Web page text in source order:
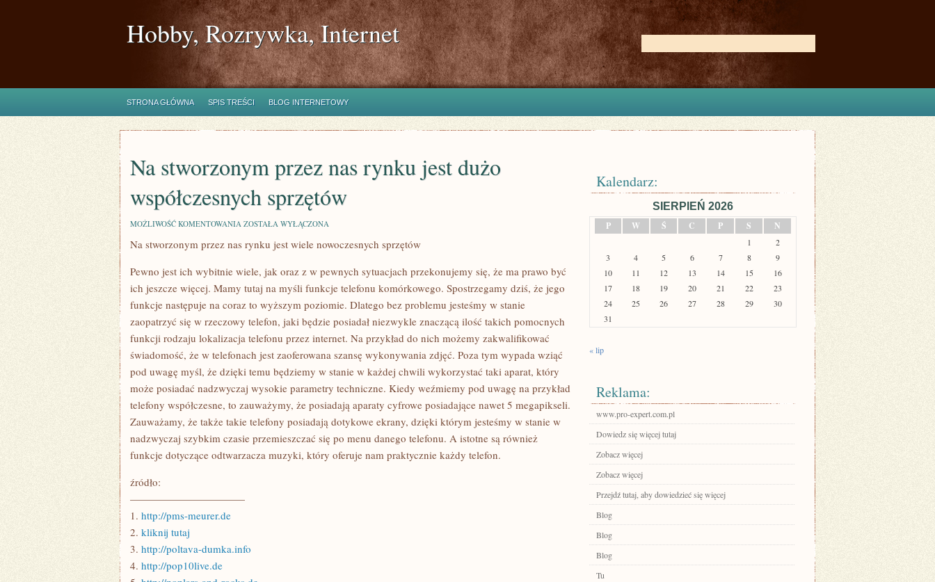
Hobby, Rozrywka, Internet
STRONA GŁÓWNA SPIS TREŚCI BLOG INTERNETOWY
Na stworzonym przez nas rynku jest dużo
współczesnych sprzętów
MOŻLIWOŚĆ KOMENTOWANIA NA
PRZEZ
NAS
JEST
DUŻO
WSPÓŁCZESNYCH
SPRZĘTÓW
ZOSTAŁA WYŁĄCZONA
Na stworzonym przez nas rynku jest wiele nowoczesnych sprzętów
Pewno jest ich wybitnie wiele, jak oraz z w pewnych sytuacjach przekonujemy się, że ma prawo być
ich jeszcze więcej. Mamy tutaj na myśli funkcje telefonu komórkowego. Spostrzegamy dziś, że jego
funkcje następuje na coraz to wyższym poziomie. Dlatego bez problemu jesteśmy w stanie
zaopatrzyć się w rzeczowy telefon, jaki będzie posiadał niezwykle znaczącą ilość takich pomocnych
funkcji rodzaju lokalizacja telefonu przez internet. Na przykład do nich możemy zakwalifikować
świadomość, że w telefonach jest zaoferowana szansę wykonywania zdjęć. Poza tym wypada wziąć
pod uwagę myśl, że dzięki temu będziemy w stanie w każdej chwili wykorzystać taki aparat, który
może posiadać nadzwyczaj wysokie parametry techniczne. Kiedy weźmiemy pod uwagę na przykład
telefony współczesne, to zauważymy, że posiadają aparaty cyfrowe posiadające nawet 5 megapikseli.
Zauważamy, że także takie telefony posiadają dotykowe ekrany, dzięki którym jesteśmy w stanie w
nadzwyczaj szybkim czasie przemieszczać się po menu danego telefonu. A istotne są również
funkcje dotyczące odtwarzacza muzyki, który oferuje nam praktycznie każdy telefon.
źródło:
———————————
1. http://pms-meurer.de
2. kliknij tutaj
3. http://poltava-dumka.info
4. http://pop10live.de
Kalendarz:
SIERPIEŃ 2026
P
W Ś C P S N
1
2
3
4 5 6 7 8
9
10
11 12 13 14 15
16
17
18 19 20 21 22
23
24
25 26 27 28 29
30
31
« lip
Reklama:
www.pro-expert.com.pl
Dowiedz się więcej tutaj
Zobacz więcej
Zobacz więcej
Przejdź tutaj, aby dowiedzieć się więcej
Blog
Blog
Blog
Tu